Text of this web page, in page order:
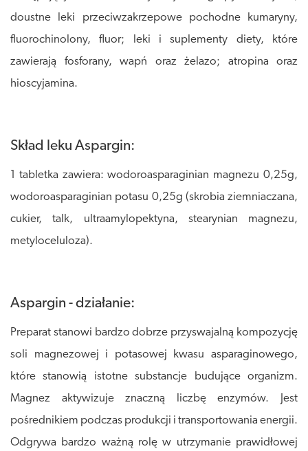
doustne leki przeciwzakrzepowe pochodne kumaryny,
fluorochinolony, fluor; leki i suplementy diety, które
zawierają fosforany, wapń oraz żelazo; atropina oraz
hioscyjamina.
Skład leku Aspargin:
1 tabletka zawiera: wodoroasparaginian magnezu 0,25g,
wodoroasparaginian potasu 0,25g (skrobia ziemniaczana,
cukier, talk, ultraamylopektyna, stearynian magnezu,
metyloceluloza).
Aspargin - działanie:
Preparat stanowi bardzo dobrze przyswajalną kompozycję
soli magnezowej i potasowej kwasu asparaginowego,
które stanowią istotne substancje budujące organizm.
Magnez aktywizuje znaczną liczbę enzymów. Jest
pośrednikiem podczas produkcji i transportowania energii.
Odgrywa bardzo ważną rolę w utrzymanie prawidłowej